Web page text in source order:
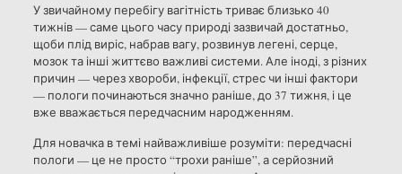
У звичайному перебігу вагітність триває близько 40
тижнів — саме цього часу природі зазвичай достатньо,
щоби плід виріс, набрав вагу, розвинув легені, серце,
мозок та інші життєво важливі системи. Але іноді, з різних
причин — через хвороби, інфекції, стрес чи інші фактори
— пологи починаються значно раніше, до 37 тижня, і це
вже вважається передчасним народженням.
Для новачка в темі найважливіше розуміти: передчасні
пологи — це не просто “трохи раніше”, а серйозний